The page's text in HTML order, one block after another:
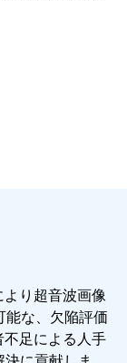
り超音波画像
能な、欠陥評価
足による人手